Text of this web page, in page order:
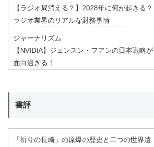
【ラジオ局消える？】2028年に何が起きる？
ラジオ業界のリアルな財務事情
ジャーナリズム
【NVIDIA】ジェンスン・フアンの日本戦略が
面白過ぎる！
書評
「祈りの長崎」の原爆の歴史と二つの世界遺